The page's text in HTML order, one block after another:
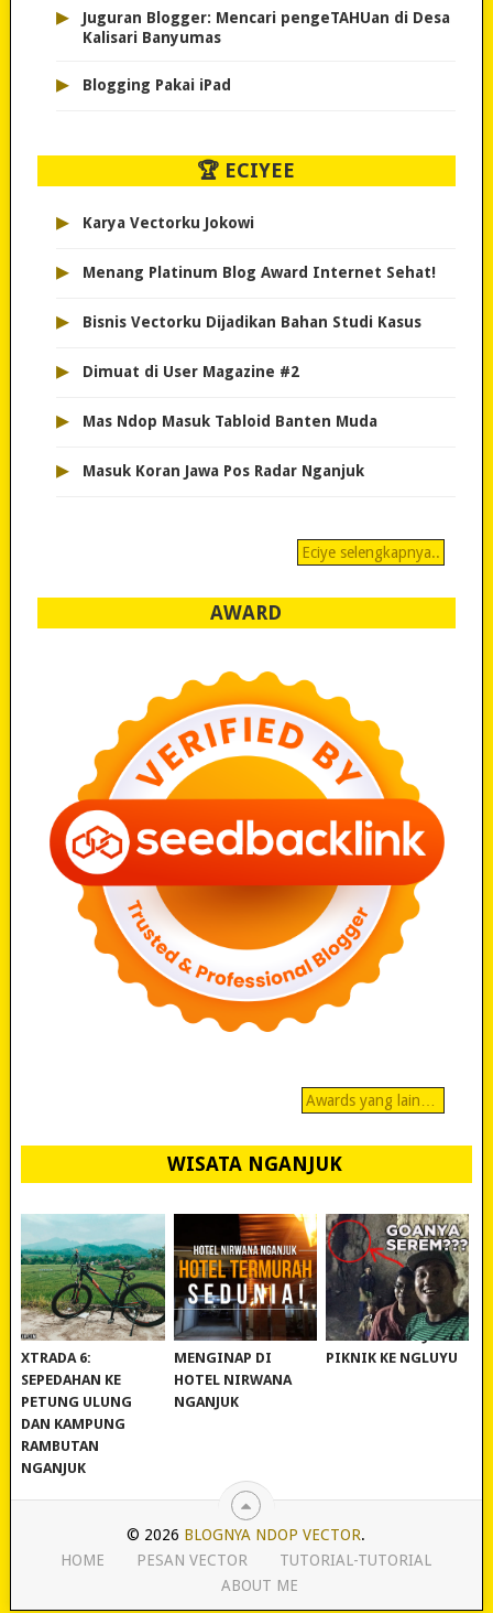
▸
Juguran Blogger: Mencari pengeTAHUan di Desa
Kalisari Banyumas
▸ Blogging Pakai iPad
🏆 ECIYEE
▸ Karya Vectorku Jokowi
▸ Menang Platinum Blog Award Internet Sehat!
▸ Bisnis Vectorku Dijadikan Bahan Studi Kasus
▸ Dimuat di User Magazine #2
▸ Mas Ndop Masuk Tabloid Banten Muda
▸ Masuk Koran Jawa Pos Radar Nganjuk
Eciye selengkapnya..
AWARD
Awards yang lain…
WISATA NGANJUK
REVIEW POLYGON
XTRADA 6:
SEPEDAHAN KE
PETUNG ULUNG
DAN KAMPUNG
RAMBUTAN
NGANJUK
MURAH BANGET!
MENGINAP DI
HOTEL NIRWANA
NGANJUK
WISATA NGANJUK:
PIKNIK KE NGLUYU
© 2026 BLOGNYA NDOP VECTOR.
HOME
PESAN VECTOR
TUTORIAL-TUTORIAL
ABOUT ME